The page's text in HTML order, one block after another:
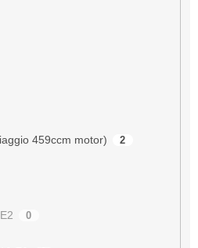
459ccm motor) 2
0